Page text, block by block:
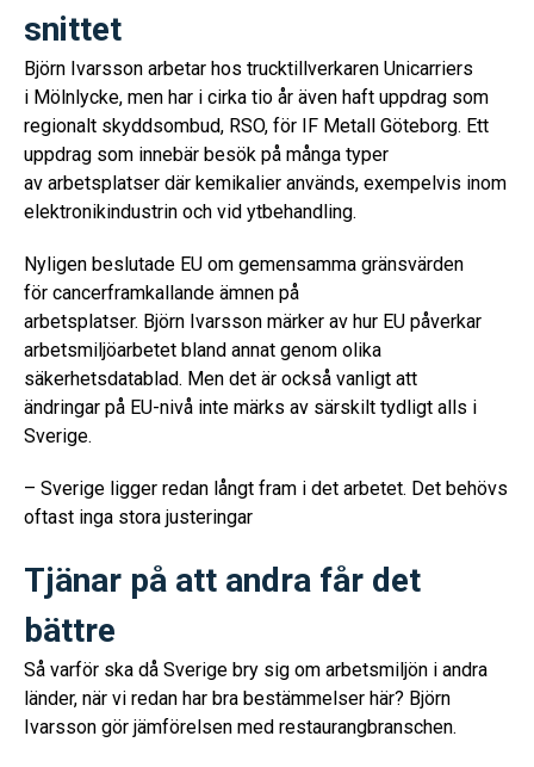
snittet
Björn Ivarsson arbetar hos trucktillverkaren Unicarriers
i Mölnlycke, men har i cirka tio år även haft uppdrag som
regionalt skyddsombud, RSO, för IF Metall Göteborg. Ett
uppdrag som innebär besök på många typer
av arbetsplatser där kemikalier används, exempelvis inom
elektronikindustrin och vid ytbehandling.
Nyligen beslutade EU om gemensamma gränsvärden
för cancerframkallande ämnen på
arbetsplatser. Björn Ivarsson märker av hur EU påverkar
arbetsmiljöarbetet bland annat genom olika
säkerhetsdatablad. Men det är också vanligt att
ändringar på EU-nivå inte märks av särskilt tydligt alls i
Sverige.
– Sverige ligger redan långt fram i det arbetet. Det behövs
oftast inga stora justeringar
Tjänar på att andra får det
bättre
Så varför ska då Sverige bry sig om arbetsmiljön i andra
länder, när vi redan har bra bestämmelser här? Björn
Ivarsson gör jämförelsen med restaurangbranschen.